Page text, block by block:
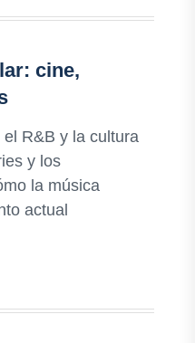
cine,
R&B y la cultura
y los
la música
actual